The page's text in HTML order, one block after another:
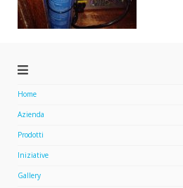
Home
Azienda
Prodotti
Iniziative
Gallery